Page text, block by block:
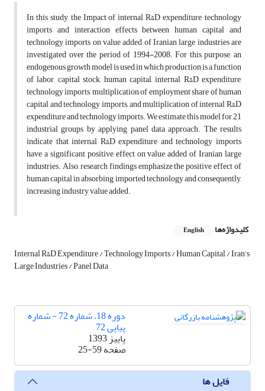
In this study, the Impact of internal R&D expenditure, technology
imports and interaction effects between human capital and
technology imports on value added of Iranian large industries are
investigated over the period of 1994-2008. For this purpose, an
endogenous growth model is used in which production is a function
of labor, capital stock, human capital, internal R&D expenditure,
technology imports, multiplication of employment share of human
capital and technology imports, and multiplication of internal R&D
expenditure and technology imports. We estimate this model for 21
industrial groups by applying panel data approach. The results
indicate that internal R&D expenditure and technology imports
have a significant positive effect on value added of Iranian large
industries. Also, research findings emphasize the positive effect of
human capital in absorbing imported technology and consequently,
increasing industry value added.
کلیدواژه‌ها English
Internal R&D Expenditure / Technology Imports / Human Capital / Iran’s
Large Industries / Panel Data
دوره 18، شماره 72 - شماره
پیاپی 72
پاییز 1393
صفحه25-59
فایل ها